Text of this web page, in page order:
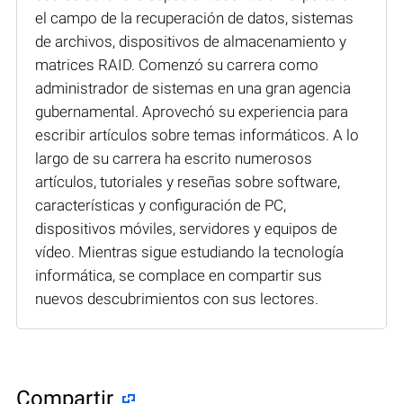
el campo de la recuperación de datos, sistemas
de archivos, dispositivos de almacenamiento y
matrices RAID. Comenzó su carrera como
administrador de sistemas en una gran agencia
gubernamental. Aprovechó su experiencia para
escribir artículos sobre temas informáticos. A lo
largo de su carrera ha escrito numerosos
artículos, tutoriales y reseñas sobre software,
características y configuración de PC,
dispositivos móviles, servidores y equipos de
vídeo. Mientras sigue estudiando la tecnología
informática, se complace en compartir sus
nuevos descubrimientos con sus lectores.
Compartir